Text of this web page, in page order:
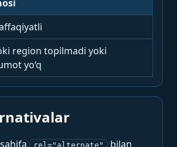
region topilmadi yoki
yo‘q
rel="alternate"
bilan